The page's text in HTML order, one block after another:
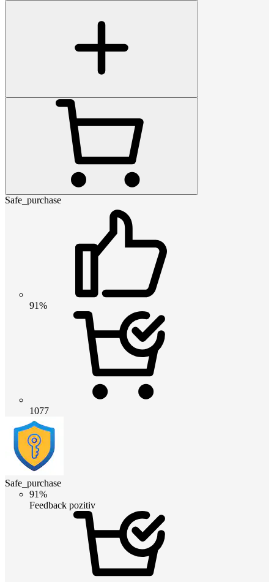
Safe_purchase
91%
1077
Safe_purchase
91%
Feedback pozitiv